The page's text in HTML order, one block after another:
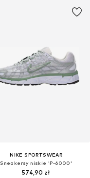
NIKE SPORTSWEAR
Sneakersy niskie 'P-6000'
574,90 zł